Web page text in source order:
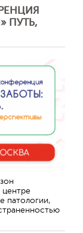
ПУТЬ,
патологии,